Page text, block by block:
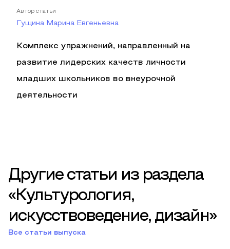
Автор статьи
Гущина Марина Евгеньевна
Комплекс упражнений, направленный на
развитие лидерских качеств личности
младших школьников во внеурочной
деятельности
Другие статьи из раздела
«Культурология,
искусствоведение, дизайн»
Все статьи выпуска